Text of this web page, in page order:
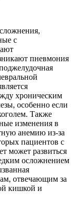
с
пневмония
хроническим
особенно если
Также
изменения в
анемию из-за
пациентов с
может развиться
осложнением
отвечающим за
кишкой и